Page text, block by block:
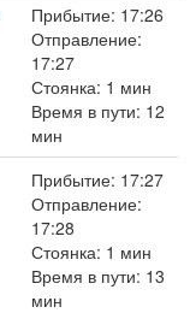
Прибытие: 17:26
Отправление:
17:27
Стоянка: 1 мин
Время в пути: 12
мин
Прибытие: 17:27
Отправление:
17:28
Стоянка: 1 мин
Время в пути: 13
мин